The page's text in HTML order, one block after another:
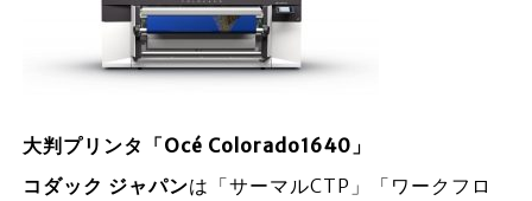
大判プリンタ「Océ Colorado1640」
コダック ジャパンは「サーマルCTP」「ワークフロ